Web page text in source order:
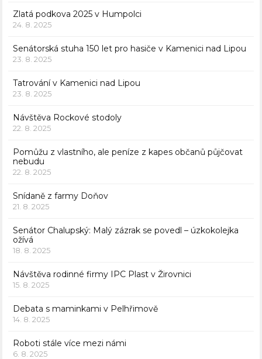
Zlatá podkova 2025 v Humpolci
24. 8. 2025
Senátorská stuha 150 let pro hasiče v Kamenici nad Lipou
23. 8. 2025
Tatrování v Kamenici nad Lipou
23. 8. 2025
Návštěva Rockové stodoly
22. 8. 2025
Pomůžu z vlastního, ale peníze z kapes občanů půjčovat
nebudu
22. 8. 2025
Snídaně z farmy Doňov
21. 8. 2025
Senátor Chalupský: Malý zázrak se povedl – úzkokolejka
ožívá
18. 8. 2025
Návštěva rodinné firmy IPC Plast v Žirovnici
15. 8. 2025
Debata s maminkami v Pelhřimově
14. 8. 2025
Roboti stále více mezi námi
6. 8. 2025